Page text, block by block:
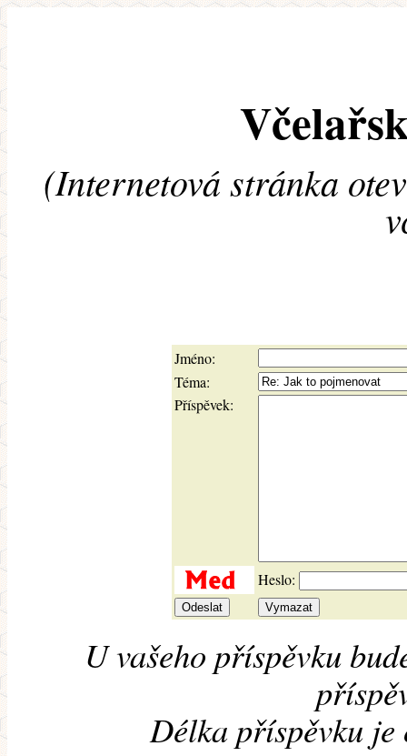
(Internetová stránka
Jméno:
Téma:
Příspěvek:
Heslo:
U vašeho příspěvku
Délka příspěvku je